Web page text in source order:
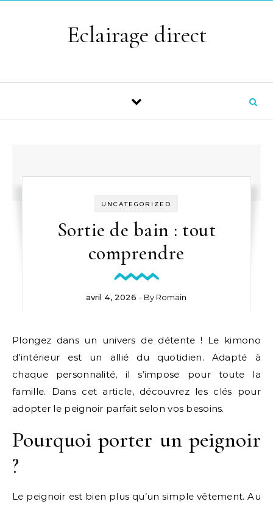
Eclairage direct
UNCATEGORIZED
Sortie de bain : tout
comprendre
avril 4, 2026 - By Romain
Plongez dans un univers de détente ! Le kimono
d’intérieur est un allié du quotidien. Adapté à
chaque personnalité, il s’impose pour toute la
famille. Dans cet article, découvrez les clés pour
adopter le peignoir parfait selon vos besoins.
Pourquoi porter un peignoir
?
Le peignoir est bien plus qu’un simple vêtement. Au